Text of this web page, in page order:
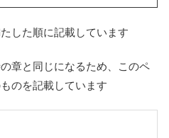
した順に記載しています
章と同じになるため、このペ
のを記載しています